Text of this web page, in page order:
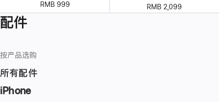
RMB 999 RMB 2,099
配件
按产品选购
所有配件
iPhone